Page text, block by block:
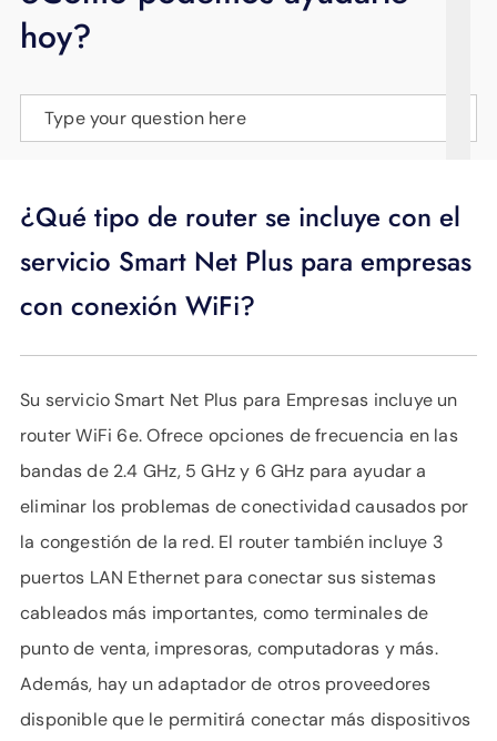
APOYO
hoy?
Type your question here
¿Qué tipo de router se incluye con el
servicio Smart Net Plus para empresas
con conexión WiFi?
Su servicio Smart Net Plus para Empresas incluye un
router WiFi 6e. Ofrece opciones de frecuencia en las
bandas de 2.4 GHz, 5 GHz y 6 GHz para ayudar a
eliminar los problemas de conectividad causados ​​por
la congestión de la red. El router también incluye 3
puertos LAN Ethernet para conectar sus sistemas
cableados más importantes, como terminales de
punto de venta, impresoras, computadoras y más.
Además, hay un adaptador de otros proveedores
disponible que le permitirá conectar más dispositivos